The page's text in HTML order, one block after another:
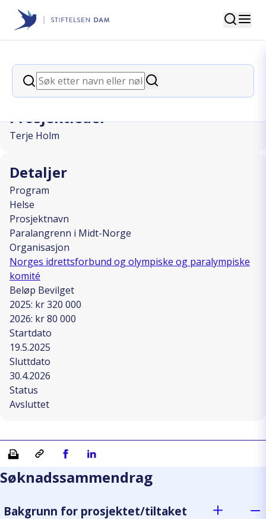
Stiftelsen Dam
Søk
Søk
Søk
back
Paralangrenn i Midt-Norge
Prosjektleder
Terje Holm
Detaljer
Program
Helse
Prosjektnavn
Paralangrenn i Midt-Norge
Organisasjon
Norges idrettsforbund og olympiske og paralympiske
komité
Beløp Bevilget
2025: kr 320 000
2026: kr 80 000
Startdato
19.5.2025
Sluttdato
30.4.2026
Status
Avsluttet
Skriv ut Kopiera länkDel på Facebook
Del på Linkedin
Søknadssammendrag
Bakgrunn for prosjektet/tiltaket